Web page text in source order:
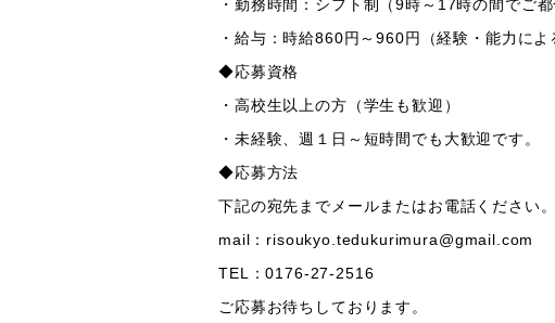
・勤務時間：シフト制（9時～17時の間でご都
・給与：時給860円～960円（経験・能力によ
◆応募資格
・高校生以上の方（学生も歓迎）
・未経験、週１日～短時間でも大歓迎です。
◆応募方法
下記の宛先までメールまたはお電話ください。
mail：risoukyo.tedukurimura@gmail.com
TEL：0176-27-2516
ご応募お待ちしております。